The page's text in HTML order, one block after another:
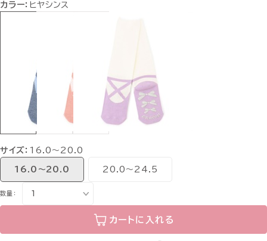
カラー： ヒヤシンス
サイズ： 16.0〜20.0
16.0〜20.0 20.0〜24.5
数量：
カートに入れる